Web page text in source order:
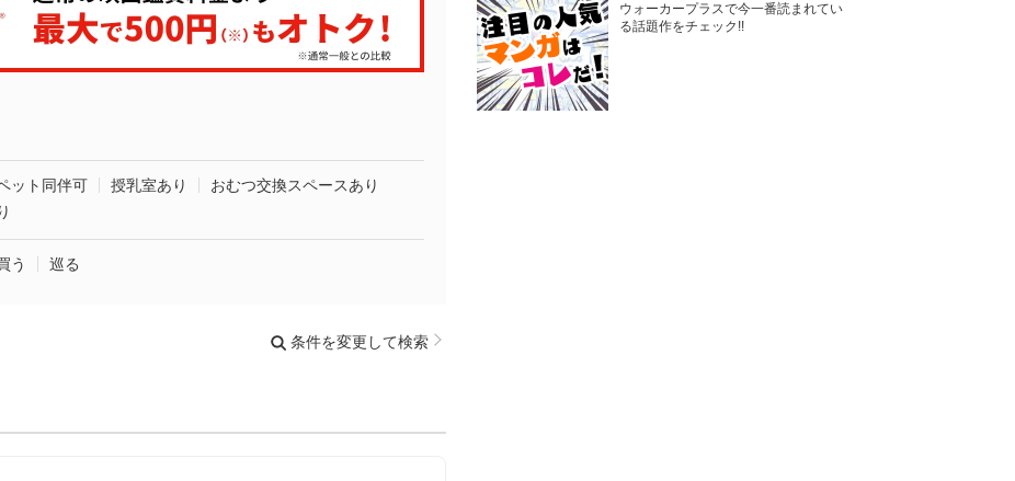
ット同伴可 授乳室あり
おむつ交換スペースあり
う 巡る
条件を変更して検索
ウォーカープラスで今一番読まれてい
る話題作をチェック!!